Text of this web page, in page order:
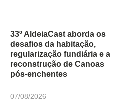
33º AldeiaCast aborda os
desafios da habitação,
regularização fundiária e a
reconstrução de Canoas
pós-enchentes
07/08/2026